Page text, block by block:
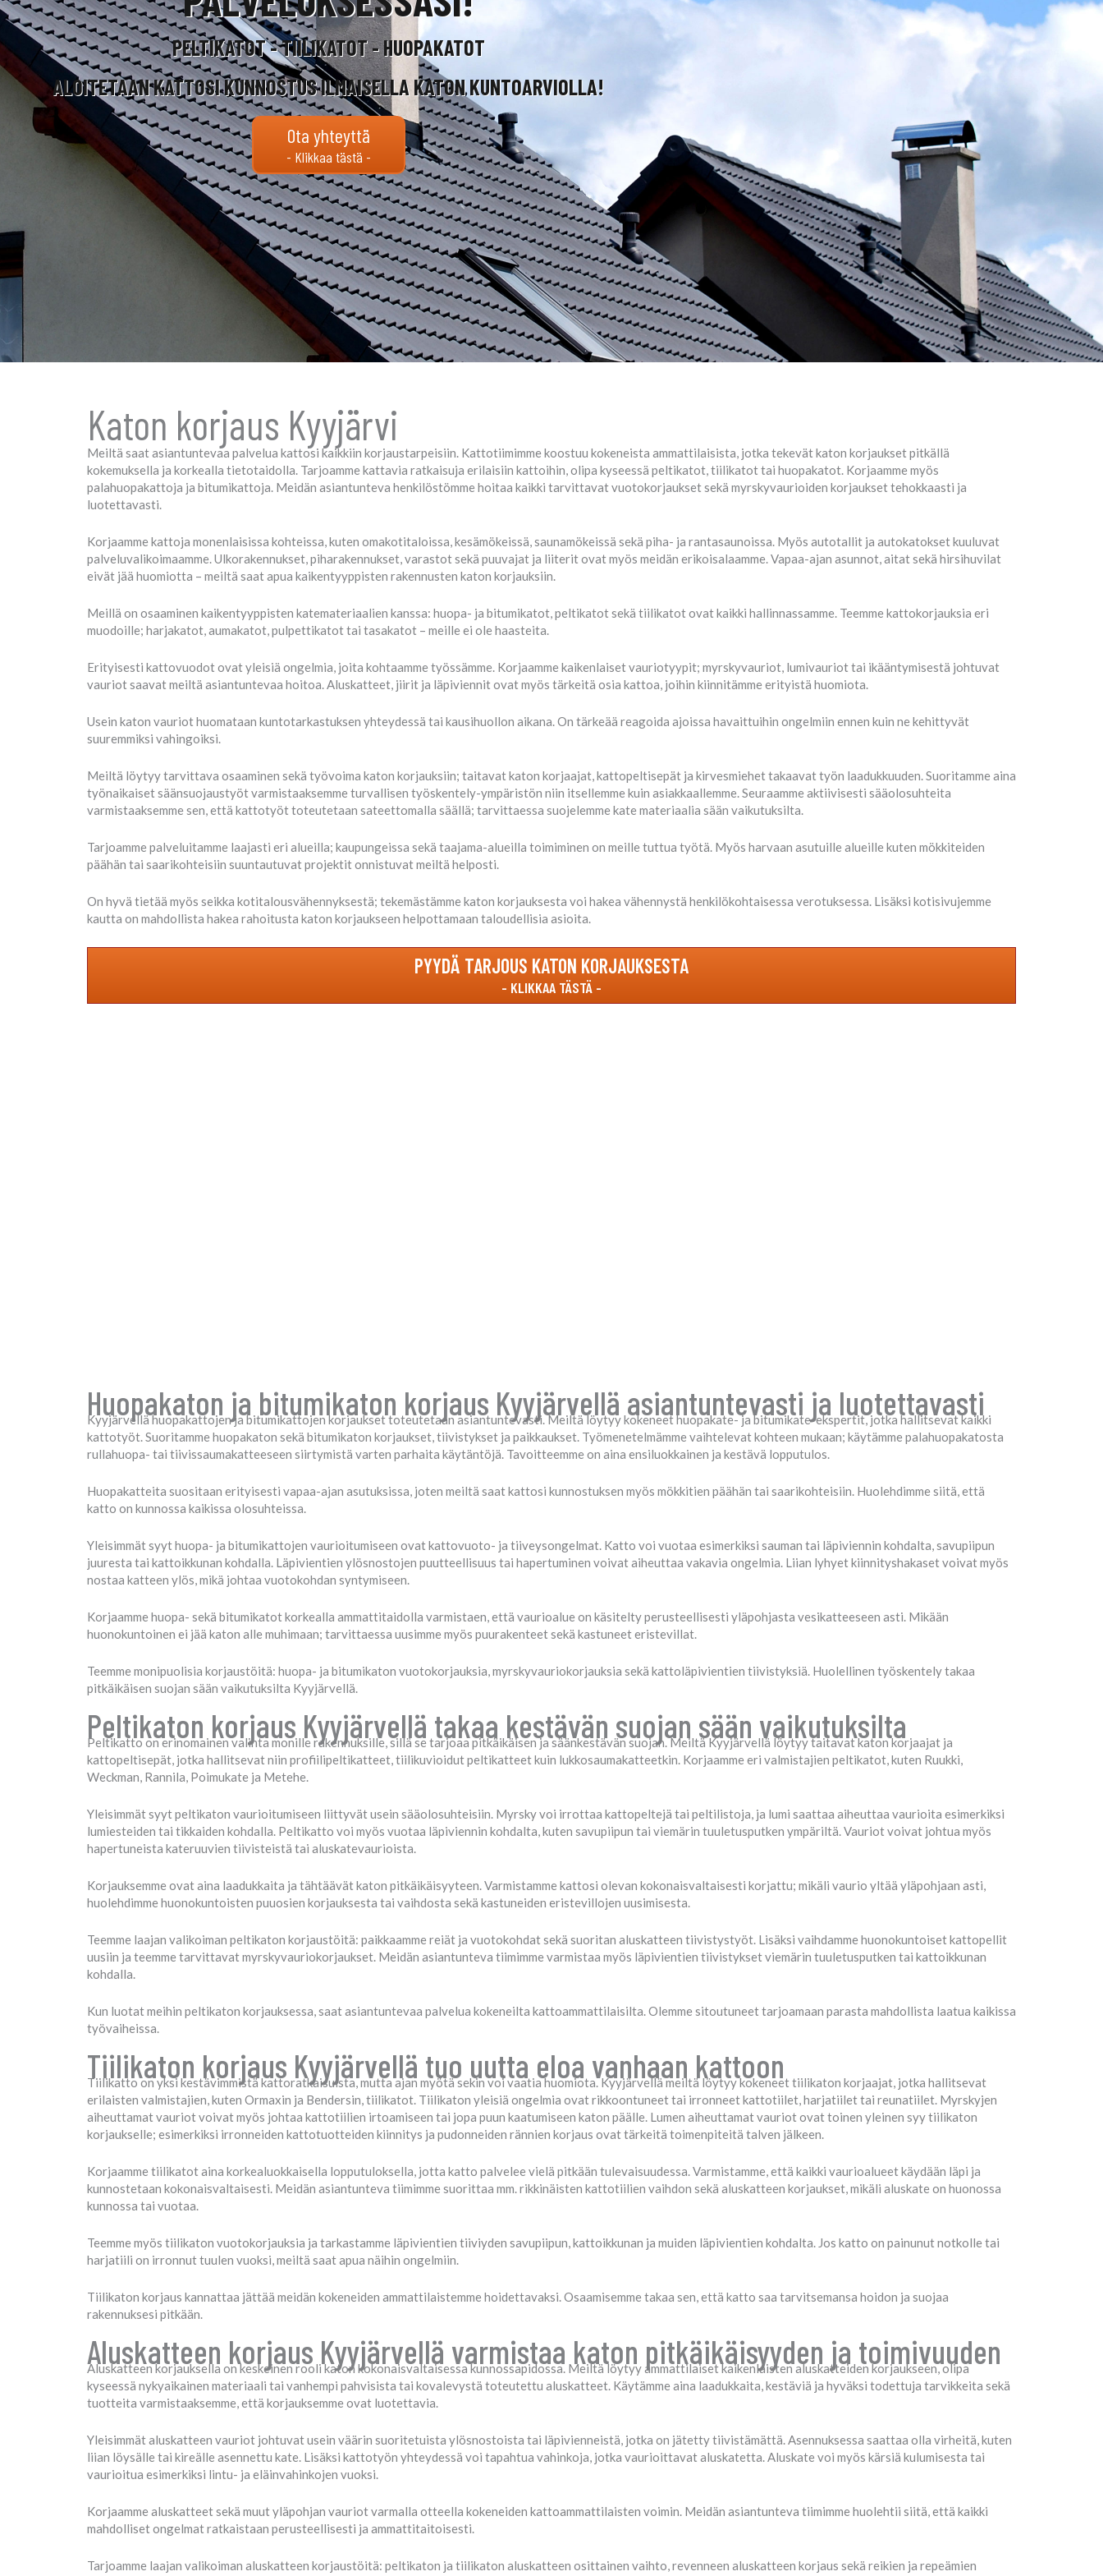
PELTIKATOT - TIILIKATOT - HUOPAKATOT
ALOITETAAN KATTOSI KUNNOSTUS ILMAISELLA KATON KUNTOARVIOLLA!
Ota yhteyttä
Katon korjaus Kyyjärvi
Meiltä saat asiantuntevaa palvelua kattosi kaikkiin korjaustarpeisiin. Kattotiimimme koostuu kokeneista ammattilaisista, jotka tekevät katon korjaukset pitkällä
kokemuksella ja korkealla tietotaidolla. Tarjoamme kattavia ratkaisuja erilaisiin kattoihin, olipa kyseessä peltikatot, tiilikatot tai huopakatot. Korjaamme myös
palahuopakattoja ja bitumikattoja. Meidän asiantunteva henkilöstömme hoitaa kaikki tarvittavat vuotokorjaukset sekä myrskyvaurioiden korjaukset tehokkaasti ja
luotettavasti.
Korjaamme kattoja monenlaisissa kohteissa, kuten omakotitaloissa, kesämökeissä, saunamökeissä sekä piha- ja rantasaunoissa. Myös autotallit ja autokatokset kuuluvat
palveluvalikoimaamme. Ulkorakennukset, piharakennukset, varastot sekä puuvajat ja liiterit ovat myös meidän erikoisalaamme. Vapaa-ajan asunnot, aitat sekä hirsihuvilat
eivät jää huomiotta – meiltä saat apua kaikentyyppisten rakennusten katon korjauksiin.
Meillä on osaaminen kaikentyyppisten katemateriaalien kanssa: huopa- ja bitumikatot, peltikatot sekä tiilikatot ovat kaikki hallinnassamme. Teemme kattokorjauksia eri
muodoille; harjakatot, aumakatot, pulpettikatot tai tasakatot – meille ei ole haasteita.
Erityisesti kattovuodot ovat yleisiä ongelmia, joita kohtaamme työssämme. Korjaamme kaikenlaiset vauriotyypit; myrskyvauriot, lumivauriot tai ikääntymisestä johtuvat
vauriot saavat meiltä asiantuntevaa hoitoa. Aluskatteet, jiirit ja läpiviennit ovat myös tärkeitä osia kattoa, joihin kiinnitämme erityistä huomiota.
Usein katon vauriot huomataan kuntotarkastuksen yhteydessä tai kausihuollon aikana. On tärkeää reagoida ajoissa havaittuihin ongelmiin ennen kuin ne kehittyvät
suuremmiksi vahingoiksi.
Meiltä löytyy tarvittava osaaminen sekä työvoima katon korjauksiin; taitavat katon korjaajat, kattopeltisepät ja kirvesmiehet takaavat työn laadukkuuden. Suoritamme aina
työnaikaiset säänsuojaustyöt varmistaaksemme turvallisen työskentely-ympäristön niin itsellemme kuin asiakkaallemme. Seuraamme aktiivisesti sääolosuhteita
varmistaaksemme sen, että kattotyöt toteutetaan sateettomalla säällä; tarvittaessa suojelemme kate materiaalia sään vaikutuksilta.
Tarjoamme palveluitamme laajasti eri alueilla; kaupungeissa sekä taajama-alueilla toimiminen on meille tuttua työtä. Myös harvaan asutuille alueille kuten mökkiteiden
päähän tai saarikohteisiin suuntautuvat projektit onnistuvat meiltä helposti.
On hyvä tietää myös seikka kotitalousvähennyksestä; tekemästämme katon korjauksesta voi hakea vähennystä henkilökohtaisessa verotuksessa. Lisäksi kotisivujemme
kautta on mahdollista hakea rahoitusta katon korjaukseen helpottamaan taloudellisia asioita.
PYYDÄ TARJOUS KATON KORJAUKSESTA
Huopakaton ja bitumikaton korjaus Kyyjärvellä asiantuntevasti ja luotettavasti
Kyyjärvellä huopakattojen ja bitumikattojen korjaukset toteutetaan asiantuntevasti. Meiltä löytyy kokeneet huopakate- ja bitumikate-ekspertit, jotka hallitsevat kaikki
kattotyöt. Suoritamme huopakaton sekä bitumikaton korjaukset, tiivistykset ja paikkaukset. Työmenetelmämme vaihtelevat kohteen mukaan; käytämme palahuopakatosta
rullahuopa- tai tiivissaumakatteeseen siirtymistä varten parhaita käytäntöjä. Tavoitteemme on aina ensiluokkainen ja kestävä lopputulos.
Huopakatteita suositaan erityisesti vapaa-ajan asutuksissa, joten meiltä saat kattosi kunnostuksen myös mökkitien päähän tai saarikohteisiin. Huolehdimme siitä, että
katto on kunnossa kaikissa olosuhteissa.
Yleisimmät syyt huopa- ja bitumikattojen vaurioitumiseen ovat kattovuoto- ja tiiveysongelmat. Katto voi vuotaa esimerkiksi sauman tai läpiviennin kohdalta, savupiipun
juuresta tai kattoikkunan kohdalla. Läpivientien ylösnostojen puutteellisuus tai hapertuminen voivat aiheuttaa vakavia ongelmia. Liian lyhyet kiinnityshakaset voivat myös
nostaa katteen ylös, mikä johtaa vuotokohdan syntymiseen.
Korjaamme huopa- sekä bitumikatot korkealla ammattitaidolla varmistaen, että vaurioalue on käsitelty perusteellisesti yläpohjasta vesikatteeseen asti. Mikään
huonokuntoinen ei jää katon alle muhimaan; tarvittaessa uusimme myös puurakenteet sekä kastuneet eristevillat.
Teemme monipuolisia korjaustöitä: huopa- ja bitumikaton vuotokorjauksia, myrskyvauriokorjauksia sekä kattoläpivientien tiivistyksiä. Huolellinen työskentely takaa
pitkäikäisen suojan sään vaikutuksilta Kyyjärvellä.
Peltikaton korjaus Kyyjärvellä takaa kestävän suojan sään vaikutuksilta
Peltikatto on erinomainen valinta monille rakennuksille, sillä se tarjoaa pitkäikäisen ja säänkestävän suojan. Meiltä Kyyjärvellä löytyy taitavat katon korjaajat ja
kattopeltisepät, jotka hallitsevat niin profiilipeltikatteet, tiilikuvioidut peltikatteet kuin lukkosaumakatteetkin. Korjaamme eri valmistajien peltikatot, kuten Ruukki,
Weckman, Rannila, Poimukate ja Metehe.
Yleisimmät syyt peltikaton vaurioitumiseen liittyvät usein sääolosuhteisiin. Myrsky voi irrottaa kattopeltejä tai peltilistoja, ja lumi saattaa aiheuttaa vaurioita esimerkiksi
lumiesteiden tai tikkaiden kohdalla. Peltikatto voi myös vuotaa läpiviennin kohdalta, kuten savupiipun tai viemärin tuuletusputken ympäriltä. Vauriot voivat johtua myös
hapertuneista kateruuvien tiivisteistä tai aluskatevaurioista.
Korjauksemme ovat aina laadukkaita ja tähtäävät katon pitkäikäisyyteen. Varmistamme kattosi olevan kokonaisvaltaisesti korjattu; mikäli vaurio yltää yläpohjaan asti,
huolehdimme huonokuntoisten puuosien korjauksesta tai vaihdosta sekä kastuneiden eristevillojen uusimisesta.
Teemme laajan valikoiman peltikaton korjaustöitä: paikkaamme reiät ja vuotokohdat sekä suoritan aluskatteen tiivistystyöt. Lisäksi vaihdamme huonokuntoiset kattopellit
uusiin ja teemme tarvittavat myrskyvauriokorjaukset. Meidän asiantunteva tiimimme varmistaa myös läpivientien tiivistykset viemärin tuuletusputken tai kattoikkunan
kohdalla.
Kun luotat meihin peltikaton korjauksessa, saat asiantuntevaa palvelua kokeneilta kattoammattilaisilta. Olemme sitoutuneet tarjoamaan parasta mahdollista laatua kaikissa
työvaiheissa.
Tiilikaton korjaus Kyyjärvellä tuo uutta eloa vanhaan kattoon
Tiilikatto on yksi kestävimmistä kattoratkaisuista, mutta ajan myötä sekin voi vaatia huomiota. Kyyjärvellä meiltä löytyy kokeneet tiilikaton korjaajat, jotka hallitsevat
erilaisten valmistajien, kuten Ormaxin ja Bendersin, tiilikatot. Tiilikaton yleisiä ongelmia ovat rikkoontuneet tai irronneet kattotiilet, harjatiilet tai reunatiilet. Myrskyjen
aiheuttamat vauriot voivat myös johtaa kattotiilien irtoamiseen tai jopa puun kaatumiseen katon päälle. Lumen aiheuttamat vauriot ovat toinen yleinen syy tiilikaton
korjaukselle; esimerkiksi irronneiden kattotuotteiden kiinnitys ja pudonneiden rännien korjaus ovat tärkeitä toimenpiteitä talven jälkeen.
Korjaamme tiilikatot aina korkealuokkaisella lopputuloksella, jotta katto palvelee vielä pitkään tulevaisuudessa. Varmistamme, että kaikki vaurioalueet käydään läpi ja
kunnostetaan kokonaisvaltaisesti. Meidän asiantunteva tiimimme suorittaa mm. rikkinäisten kattotiilien vaihdon sekä aluskatteen korjaukset, mikäli aluskate on huonossa
kunnossa tai vuotaa.
Teemme myös tiilikaton vuotokorjauksia ja tarkastamme läpivientien tiiviyden savupiipun, kattoikkunan ja muiden läpivientien kohdalta. Jos katto on painunut notkolle tai
harjatiili on irronnut tuulen vuoksi, meiltä saat apua näihin ongelmiin.
Tiilikaton korjaus kannattaa jättää meidän kokeneiden ammattilaistemme hoidettavaksi. Osaamisemme takaa sen, että katto saa tarvitsemansa hoidon ja suojaa
rakennuksesi pitkään.
Aluskatteen korjaus Kyyjärvellä varmistaa katon pitkäikäisyyden ja toimivuuden
Aluskatteen korjauksella on keskeinen rooli katon kokonaisvaltaisessa kunnossapidossa. Meiltä löytyy ammattilaiset kaikenlaisten aluskatteiden korjaukseen, olipa
kyseessä nykyaikainen materiaali tai vanhempi pahvisista tai kovalevystä toteutettu aluskatteet. Käytämme aina laadukkaita, kestäviä ja hyväksi todettuja tarvikkeita sekä
tuotteita varmistaaksemme, että korjauksemme ovat luotettavia.
Yleisimmät aluskatteen vauriot johtuvat usein väärin suoritetuista ylösnostoista tai läpivienneistä, jotka on jätetty tiivistämättä. Asennuksessa saattaa olla virheitä, kuten
liian löysälle tai kireälle asennettu kate. Lisäksi kattotyön yhteydessä voi tapahtua vahinkoja, jotka vaurioittavat aluskatetta. Aluskate voi myös kärsiä kulumisesta tai
vaurioitua esimerkiksi lintu- ja eläinvahinkojen vuoksi.
Korjaamme aluskatteet sekä muut yläpohjan vauriot varmalla otteella kokeneiden kattoammattilaisten voimin. Meidän asiantunteva tiimimme huolehtii siitä, että kaikki
mahdolliset ongelmat ratkaistaan perusteellisesti ja ammattitaitoisesti.
Tarjoamme laajan valikoiman aluskatteen korjaustöitä: peltikaton ja tiilikaton aluskatteen osittainen vaihto, revenneen aluskatteen korjaus sekä reikien ja repeämien